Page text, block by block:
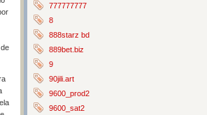
777777777
8
888starz bd
889bet.biz
9
90jili.art
9600_prod2
9600_sat2